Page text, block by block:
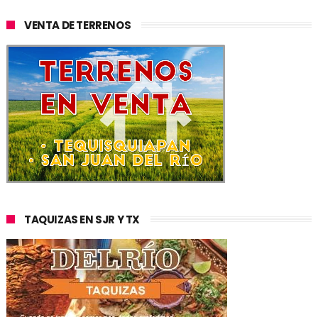
VENTA DE TERRENOS
TAQUIZAS EN SJR Y TX